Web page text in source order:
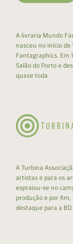
A livraria Mundo
nasceu no início
Fantagraphics. Em
Salão do Porto e
quase toda.
A Turbina
artistas e para os
espraiou-se no
produção e por
destaque para a BD.